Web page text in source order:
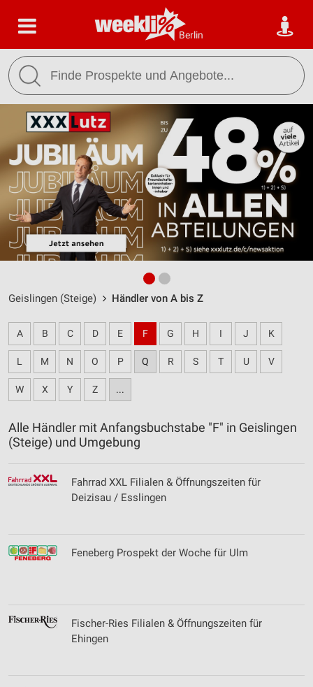
Berlin
Geislingen (Steige) Händler von A bis Z
A B C D E F G H I J K
L M N O P Q R S T U V
W X Y Z ...
Alle Händler mit Anfangsbuchstabe "F" in Geislingen
(Steige) und Umgebung
Fahrrad XXL Filialen & Öffnungszeiten für
Deizisau / Esslingen
Feneberg Prospekt der Woche für Ulm
Fischer-Ries Filialen & Öffnungszeiten für
Ehingen